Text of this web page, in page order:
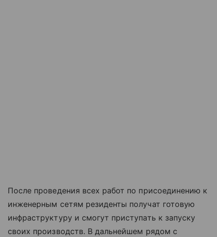
После проведения всех работ по присоединению к
инженерным сетям резиденты получат готовую
инфраструктуру и смогут приступать к запуску
своих производств. В дальнейшем рядом с